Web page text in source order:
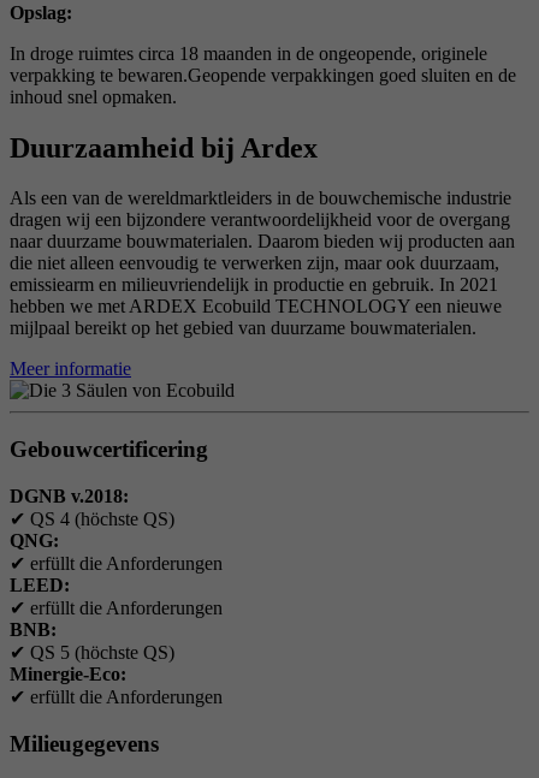
Opslag:
In droge ruimtes circa 18 maanden in de ongeopende, originele
verpakking te bewaren.Geopende verpakkingen goed sluiten en de
inhoud snel opmaken.
Duurzaamheid bij Ardex
Als een van de wereldmarktleiders in de bouwchemische industrie
dragen wij een bijzondere verantwoordelijkheid voor de overgang
naar duurzame bouwmaterialen. Daarom bieden wij producten aan
die niet alleen eenvoudig te verwerken zijn, maar ook duurzaam,
emissiearm en milieuvriendelijk in productie en gebruik. In 2021
hebben we met ARDEX Ecobuild TECHNOLOGY een nieuwe
mijlpaal bereikt op het gebied van duurzame bouwmaterialen.
Meer informatie
Gebouwcertificering
DGNB v.2018:
✔ QS 4 (höchste QS)
QNG:
✔ erfüllt die Anforderungen
LEED:
✔ erfüllt die Anforderungen
BNB:
✔ QS 5 (höchste QS)
Minergie-Eco:
✔ erfüllt die Anforderungen
Milieugegevens